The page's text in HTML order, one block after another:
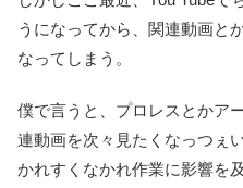
うになってから、関連動画と
なってしまう。
僕で言うと、プロレスとかア
連動画を次々見たくなっつぇ
かれすくなかれ作業に影響を